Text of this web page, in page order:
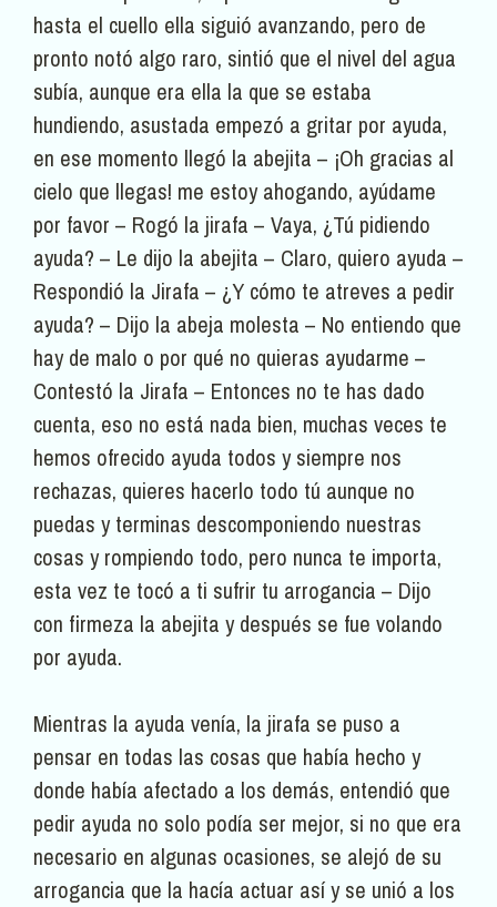
hasta el cuello ella siguió avanzando, pero de
pronto notó algo raro, sintió que el nivel del agua
subía, aunque era ella la que se estaba
hundiendo, asustada empezó a gritar por ayuda,
en ese momento llegó la abejita – ¡Oh gracias al
cielo que llegas! me estoy ahogando, ayúdame
por favor – Rogó la jirafa – Vaya, ¿Tú pidiendo
ayuda? – Le dijo la abejita – Claro, quiero ayuda –
Respondió la Jirafa – ¿Y cómo te atreves a pedir
ayuda? – Dijo la abeja molesta – No entiendo que
hay de malo o por qué no quieras ayudarme –
Contestó la Jirafa – Entonces no te has dado
cuenta, eso no está nada bien, muchas veces te
hemos ofrecido ayuda todos y siempre nos
rechazas, quieres hacerlo todo tú aunque no
puedas y terminas descomponiendo nuestras
cosas y rompiendo todo, pero nunca te importa,
esta vez te tocó a ti sufrir tu arrogancia – Dijo
con firmeza la abejita y después se fue volando
por ayuda.
Mientras la ayuda venía, la jirafa se puso a
pensar en todas las cosas que había hecho y
donde había afectado a los demás, entendió que
pedir ayuda no solo podía ser mejor, si no que era
necesario en algunas ocasiones, se alejó de su
arrogancia que la hacía actuar así y se unió a los